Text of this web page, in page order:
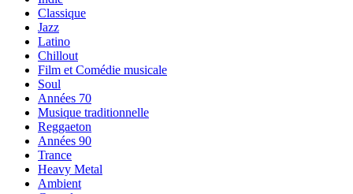
Classique
Jazz
Latino
Chillout
Film et Comédie musicale
Soul
Années 70
Musique traditionnelle
Reggaeton
Années 90
Trance
Heavy Metal
Ambient